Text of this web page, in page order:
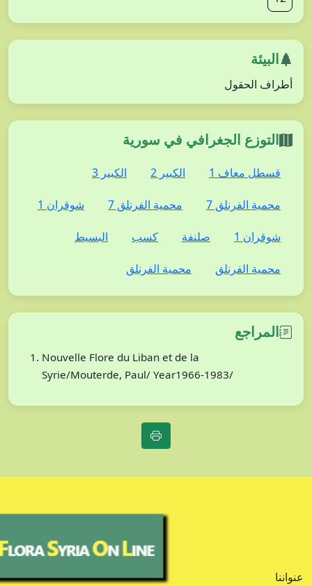
البيئة
أطراف الحقول
التوزع الجغرافي في سورية
قسطل معاف 1 الكبير 2 الكبير 3
محمية الفرنلق 7 محمية الفرنلق 7 شوقران 1
شوقران 1 صلنفة كسب البسيط
محمية الفرنلق محمية الفرنلق
المراجع
Nouvelle Flore du Liban et de la
Syrie/Mouterde, Paul/ Year1966-1983/
عنواننا